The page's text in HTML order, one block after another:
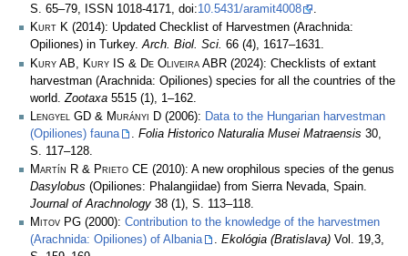
S. 65–79, ISSN 1018-4171, doi:10.5431/aramit4008
.
Kurt K (2014): Updated Checklist of Harvestmen (Arachnida:
Opiliones) in Turkey.Arch. Biol. Sci. 66 (4), 1617–1631.
Kury AB, Kury IS & De Oliveira ABR (2024): Checklists of extant
harvestman (Arachnida: Opiliones) species for all the countries of the
world. Zootaxa 5515 (1), 1–162.
Lengyel GD & Murányi D (2006): Data to the Hungarian harvestman
(Opiliones) fauna
. Folia Historico Naturalia Musei Matraensis 30,
S. 117–128.
Martín R & Prieto CE (2010): A new orophilous species of the genus
Dasylobus (Opiliones: Phalangiidae) from Sierra Nevada, Spain.
Journal of Arachnology 38 (1), S. 113–118.
Mitov PG (2000): Contribution to the knowledge of the harvestmen
(Arachnida: Opiliones) of Albania
. Ekológia (Bratislava) Vol. 19,3,